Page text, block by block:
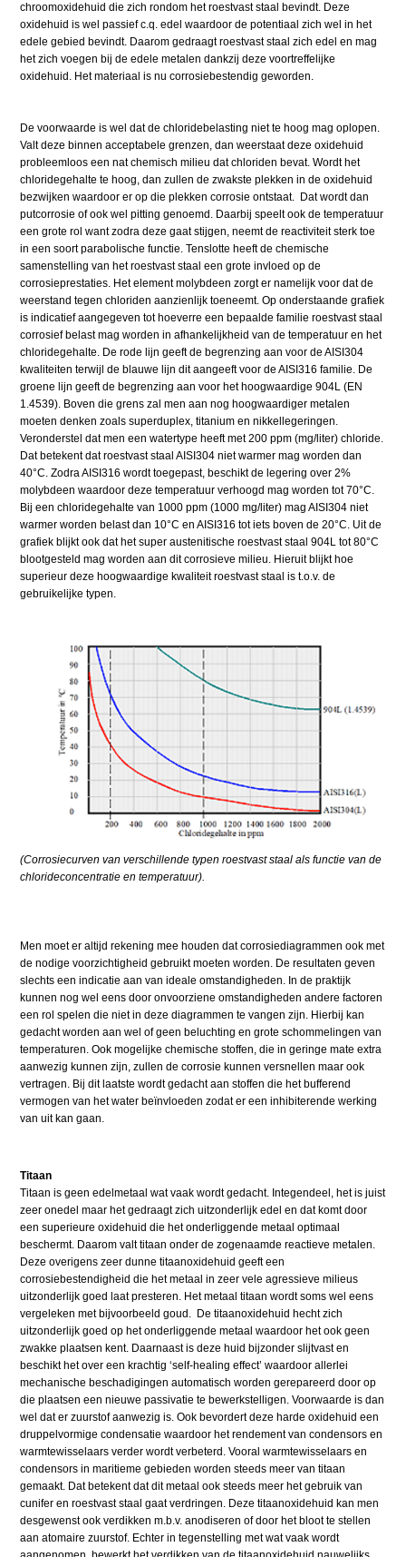
chroomoxidehuid die zich rondom het roestvast staal bevindt. Deze
oxidehuid is wel passief c.q. edel waardoor de potentiaal zich wel in het
edele gebied bevindt. Daarom gedraagt roestvast staal zich edel en mag
het zich voegen bij de edele metalen dankzij deze voortreffelijke
oxidehuid. Het materiaal is nu corrosiebestendig geworden.
De voorwaarde is wel dat de chloridebelasting niet te hoog mag oplopen.
Valt deze binnen acceptabele grenzen, dan weerstaat deze oxidehuid
probleemloos een nat chemisch milieu dat chloriden bevat. Wordt het
chloridegehalte te hoog, dan zullen de zwakste plekken in de oxidehuid
bezwijken waardoor er op die plekken corrosie ontstaat. Dat wordt dan
putcorrosie of ook wel pitting genoemd. Daarbij speelt ook de temperatuur
een grote rol want zodra deze gaat stijgen, neemt de reactiviteit sterk toe
in een soort parabolische functie. Tenslotte heeft de chemische
samenstelling van het roestvast staal een grote invloed op de
corrosieprestaties. Het element molybdeen zorgt er namelijk voor dat de
weerstand tegen chloriden aanzienlijk toeneemt. Op onderstaande grafiek
is indicatief aangegeven tot hoeverre een bepaalde familie roestvast staal
corrosief belast mag worden in afhankelijkheid van de temperatuur en het
chloridegehalte. De rode lijn geeft de begrenzing aan voor de AISI304
kwaliteiten terwijl de blauwe lijn dit aangeeft voor de AISI316 familie. De
groene lijn geeft de begrenzing aan voor het hoogwaardige 904L (EN
1.4539). Boven die grens zal men aan nog hoogwaardiger metalen
moeten denken zoals superduplex, titanium en nikkellegeringen.
Veronderstel dat men een watertype heeft met 200 ppm (mg/liter) chloride.
Dat betekent dat roestvast staal AISI304 niet warmer mag worden dan
40°C. Zodra AISI316 wordt toegepast, beschikt de legering over 2%
molybdeen waardoor deze temperatuur verhoogd mag worden tot 70°C.
Bij een chloridegehalte van 1000 ppm (1000 mg/liter) mag AISI304 niet
warmer worden belast dan 10°C en AISI316 tot iets boven de 20°C. Uit de
grafiek blijkt ook dat het super austenitische roestvast staal 904L tot 80°C
blootgesteld mag worden aan dit corrosieve milieu. Hieruit blijkt hoe
superieur deze hoogwaardige kwaliteit roestvast staal is t.o.v. de
gebruikelijke typen.
(Corrosiecurven van verschillende typen roestvast staal als functie van de
chlorideconcentratie en temperatuur).
Men moet er altijd rekening mee houden dat corrosiediagrammen ook met
de nodige voorzichtigheid gebruikt moeten worden. De resultaten geven
slechts een indicatie aan van ideale omstandigheden. In de praktijk
kunnen nog wel eens door onvoorziene omstandigheden andere factoren
een rol spelen die niet in deze diagrammen te vangen zijn. Hierbij kan
gedacht worden aan wel of geen beluchting en grote schommelingen van
temperaturen. Ook mogelijke chemische stoffen, die in geringe mate extra
aanwezig kunnen zijn, zullen de corrosie kunnen versnellen maar ook
vertragen. Bij dit laatste wordt gedacht aan stoffen die het bufferend
vermogen van het water beïnvloeden zodat er een inhibiterende werking
van uit kan gaan.
Titaan
Titaan is geen edelmetaal wat vaak wordt gedacht. Integendeel, het is juist
zeer onedel maar het gedraagt zich uitzonderlijk edel en dat komt door
een superieure oxidehuid die het onderliggende metaal optimaal
beschermt. Daarom valt titaan onder de zogenaamde reactieve metalen.
Deze overigens zeer dunne titaanoxidehuid geeft een
corrosiebestendigheid die het metaal in zeer vele agressieve milieus
uitzonderlijk goed laat presteren. Het metaal titaan wordt soms wel eens
vergeleken met bijvoorbeeld goud. De titaanoxidehuid hecht zich
uitzonderlijk goed op het onderliggende metaal waardoor het ook geen
zwakke plaatsen kent. Daarnaast is deze huid bijzonder slijtvast en
beschikt het over een krachtig ‘self-healing effect’ waardoor allerlei
mechanische beschadigingen automatisch worden gerepareerd door op
die plaatsen een nieuwe passivatie te bewerkstelligen. Voorwaarde is dan
wel dat er zuurstof aanwezig is. Ook bevordert deze harde oxidehuid een
druppelvormige condensatie waardoor het rendement van condensors en
warmtewisselaars verder wordt verbeterd. Vooral warmtewisselaars en
condensors in maritieme gebieden worden steeds meer van titaan
gemaakt. Dat betekent dat dit metaal ook steeds meer het gebruik van
cunifer en roestvast staal gaat verdringen. Deze titaanoxidehuid kan men
desgewenst ook verdikken m.b.v. anodiseren of door het bloot te stellen
aan atomaire zuurstof. Echter in tegenstelling met wat vaak wordt